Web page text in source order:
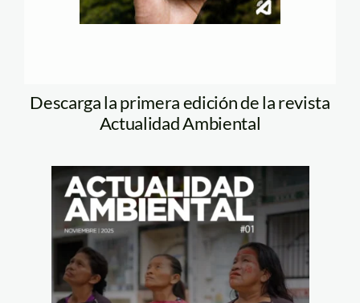
Descarga la primera edición de la revista
Actualidad Ambiental